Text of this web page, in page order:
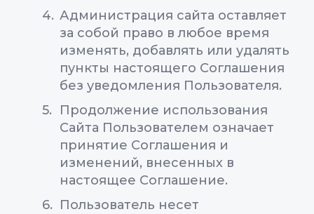
Администрация сайта оставляет
за собой право в любое время
изменять, добавлять или удалять
пункты настоящего Соглашения
без уведомления Пользователя.
Продолжение использования
Сайта Пользователем означает
принятие Соглашения и
изменений, внесенных в
настоящее Соглашение.
Пользователь несет